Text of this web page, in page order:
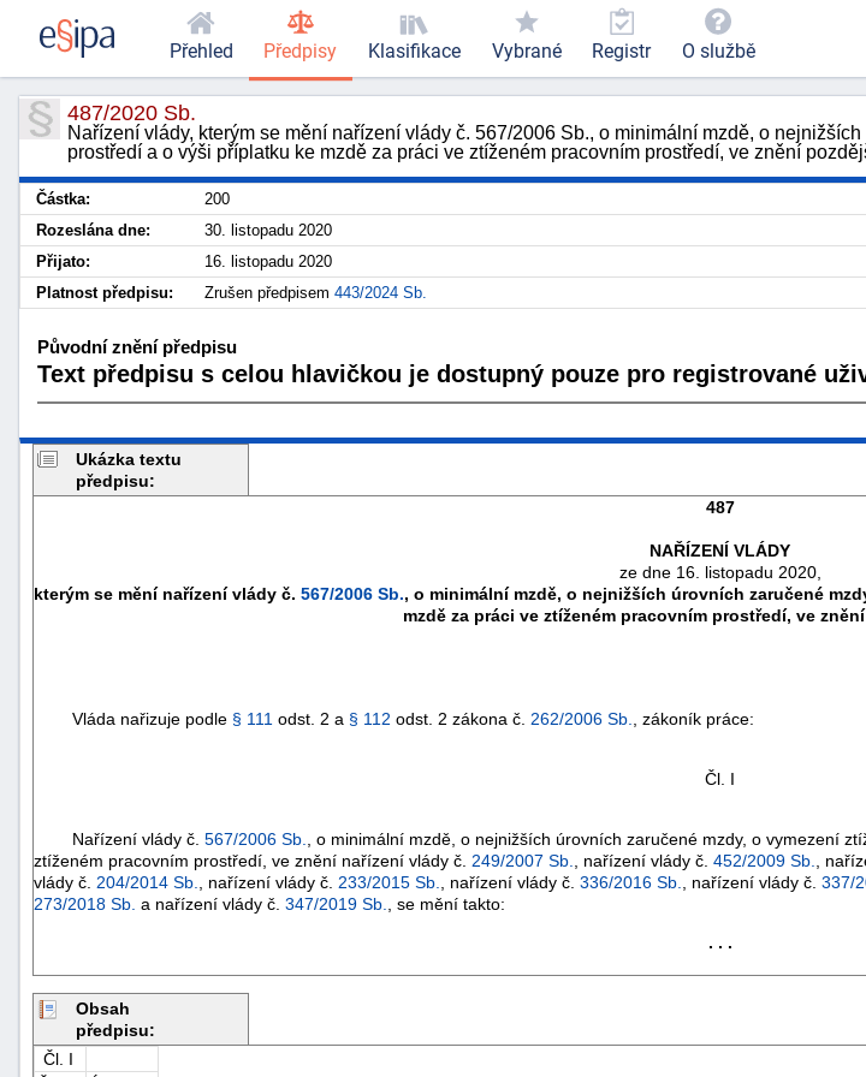
487/2020 Sb.
Nařízení vlády, kterým se mění nařízení vlády č. 567/2006 Sb., o minimální mzdě, o
prostředí a o výši příplatku ke mzdě za práci ve ztíženém pracovním prostředí, ve znění
Částka: 200
Rozeslána dne:
30. listopadu 2020
Přijato:
16. listopadu 2020
Platnost předpisu:
Zrušen předpisem 443/2024 Sb.
Původní znění předpisu
Text předpisu s celou hlavičkou je dostupný pouze pro registrované
Ukázka textu
předpisu:
487
NAŘÍZENÍ VLÁDY
ze dne 16. listopadu 2020,
kterým se mění nařízení vlády č. 567/2006 Sb., o minimální mzdě, o nejnižších úrovních zaručené
mzdě za práci ve ztíženém pracovním prostředí, ve
Vláda nařizuje podle § 111 odst. 2 a § 112 odst. 2 zákona č. 262/2006 Sb. , zákoník práce:
Čl. I
Nařízení vlády č. 567/2006 Sb.
, o minimální mzdě, o nejnižších úrovních zaručené mzdy, o vymezení
ztíženém pracovním prostředí, ve znění nařízení vlády č. 249/2007 Sb. , nařízení vlády č. 452/2009 Sb. ,
vlády č. 204/2014 Sb. , nařízení vlády č. 233/2015 Sb. , nařízení vlády č. 336/2016 Sb. , nařízení vlády č. 337/
273/2018 Sb. a nařízení vlády č. 347/2019 Sb.
, se mění takto:
. . .
Obsah
předpisu:
Čl. I
Přehled Předpisy Klasifikace Vybrané Registr O službě